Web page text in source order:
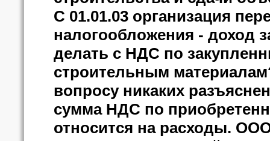
С 01.01.03 организация
налогообложения - доход
делать с НДС по
строительным
вопросу никаких
сумма НДС по
относится на расходы.